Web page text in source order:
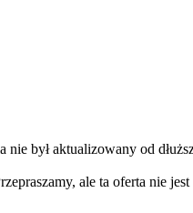
nie był aktualizowany od
ale ta oferta nie